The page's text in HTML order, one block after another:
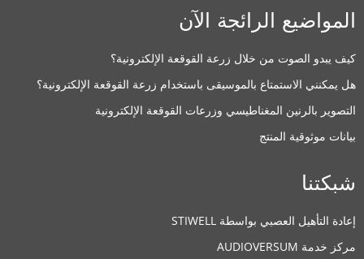
المواضيع الرائجة الآن
كيف يبدو الصوت من خلال زرعة القوقعة الإلكترونية؟
هل يمكنني الاستمتاع بالموسيقى باستخدام زرعة القوقعة الإلكترونية؟
التصوير بالرنين المغناطيسي وزرعات القوقعة الإلكترونية
بيانات موثوقية المنتج
شبكتنا
إعادة التأهيل العصبي بواسطة STIWELL
مركز خدمة AUDIOVERSUM